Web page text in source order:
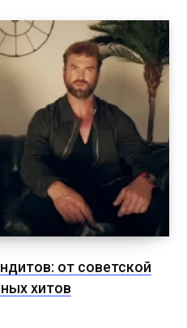
от советской
хитов